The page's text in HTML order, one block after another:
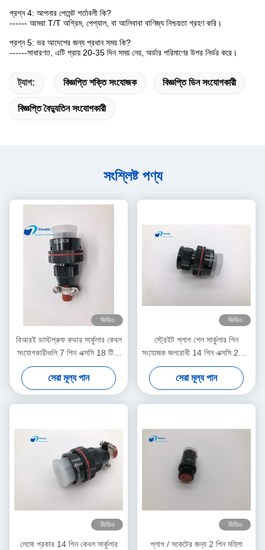
প্রশ্ন 4: আপনার পেমেন্ট শর্তাবলী কি?
------ আমরা T/T অগ্রিম, পেপ্যাল, বা আলিবাবা বাণিজ্য নিশ্চয়তা গ্রহণ করি।
প্রশ্ন 5: ভর আদেশের জন্য প্রধান সময় কি?
------সাধারণত, এটি প্রায় 20-35 দিন সময় নেয়, অর্ডার পরিমাণের উপর নির্ভর করে।
ট্যাগ: বিজ্ঞপ্তি শক্তি সংযোজক বিজ্ঞপ্তি ডিন সংযোগকারী
বিজ্ঞপ্তি বৈদ্যুতিন সংযোগকারী
সংশ্লিষ্ট পণ্য
ভিডিও
বিআরই ডাস্টপ্রুফ কভার সার্কুলার কেবল
সংযোগকারীগুলি 7 পিন এক্সসি 18 টি 7
জেডএইচ 5000 ম্যাটিং সাইকেল
সেরা মূল্য পান
ভিডিও
স্ট্রেইট প্লাগ শেল সার্কুলার পিন
সংযোজক জলরোধী 14 পিন এক্সসি 22 টি
14 কেএইচপি
সেরা মূল্য পান
ভিডিও
লেমো প্রকার 14 পিন কেবল সার্কুলার
ভিডিও
প্লাগ / সকেটের জন্য 2 পিন মহিলা